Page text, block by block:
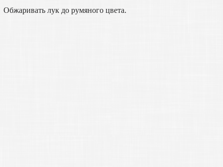
Обжаривать лук до румяного цвета.